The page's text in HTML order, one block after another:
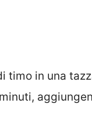
timo in una